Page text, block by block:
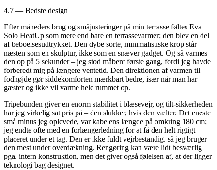
4.7 — Bedste design
Efter måneders brug og småjusteringer på min terrasse føltes Eva
Solo HeatUp som mere end bare en terrassevarmer; den blev en del
af beboelsesudtrykket. Den dybe sorte, minimalistiske krop står
næsten som en skulptur, ikke som en snæver gadget. Og så varmes
den op på 5 sekunder – jeg stod måbent første gang, fordi jeg havde
forberedt mig på længere ventetid. Den direktionen af varmen til
fodhøjde gør siddekomforten mærkbart bedre, især når man har
gæster og ikke vil varme hele rummet op.
Tripebunden giver en enorm stabilitet i blæsevejr, og tilt-sikkerheden
har jeg virkelig sat pris på – den slukker, hvis den vælter. Det eneste
små minus jeg oplevede, var kabelens længde på omkring 180 cm;
jeg endte ofte med en forlængerledning for at få den helt rigtigt
placeret under et tag. Den er ikke fuldt vejrbestandig, så jeg bruger
den mest under overdækning. Rengøring kan være lidt besværlig
pga. intern konstruktion, men det giver også følelsen af, at der ligger
teknologi bag designet.